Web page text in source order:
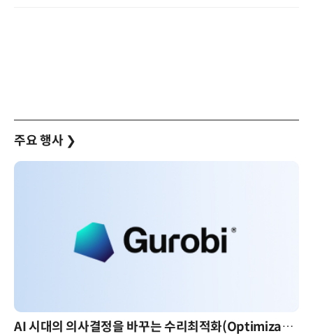
주요 행사 ❯
AI 시대의 의사결정을 바꾸는 수리최적화(Optimization): 실제 산업 적용 사례와 활용 전략